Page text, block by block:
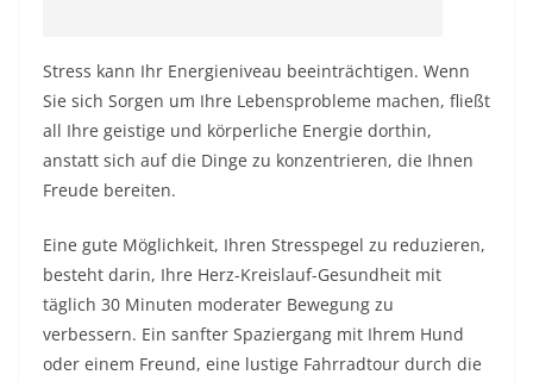
Stress kann Ihr Energieniveau beeinträchtigen. Wenn
Sie sich Sorgen um Ihre Lebensprobleme machen, fließt
all Ihre geistige und körperliche Energie dorthin,
anstatt sich auf die Dinge zu konzentrieren, die Ihnen
Freude bereiten.
Eine gute Möglichkeit, Ihren Stresspegel zu reduzieren,
besteht darin, Ihre Herz-Kreislauf-Gesundheit mit
täglich 30 Minuten moderater Bewegung zu
verbessern. Ein sanfter Spaziergang mit Ihrem Hund
oder einem Freund, eine lustige Fahrradtour durch die